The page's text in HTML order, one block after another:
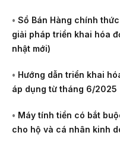
• Sổ Bán Hàng chính
giải pháp triển khai hóa
nhật mới)
• Hướng dẫn triển khai
áp dụng từ tháng 6/2025
• Máy tính tiền có bắt
cho hộ và cá nhân kinh